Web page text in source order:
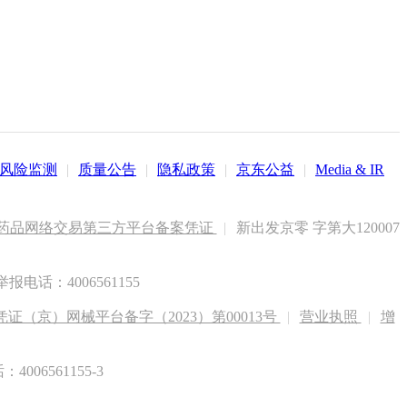
风险监测 | 质量公告 | 隐私政策 | 京东公益 | Media & IR
品网络交易第三方平台备案凭证 |
新出发京零 字第大120007
报电话：4006561155
证（京）网械平台备字（2023）第00013号 | 营业执照 |
增
4006561155-3